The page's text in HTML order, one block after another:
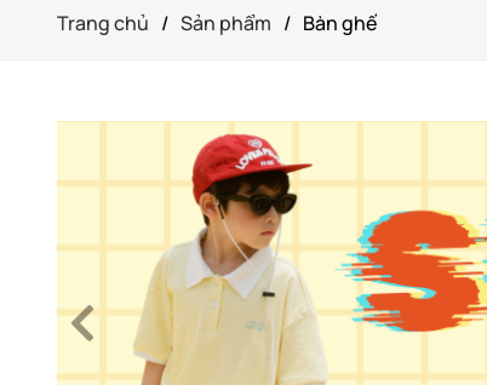
Trang chủ / Sản phẩm / Bàn ghế